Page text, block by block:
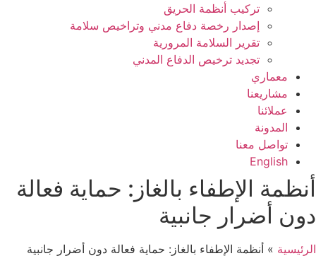
تركيب أنظمة الحريق
إصدار رخصة دفاع مدني وتراخيص سلامة
تقرير السلامة المرورية
تجديد ترخيص الدفاع المدني
معماري
مشاريعنا
عملائنا
المدونة
تواصل معنا
English
أنظمة الإطفاء بالغاز: حماية فعالة
دون أضرار جانبية
الرئيسية » أنظمة الإطفاء بالغاز: حماية فعالة دون أضرار جانبية